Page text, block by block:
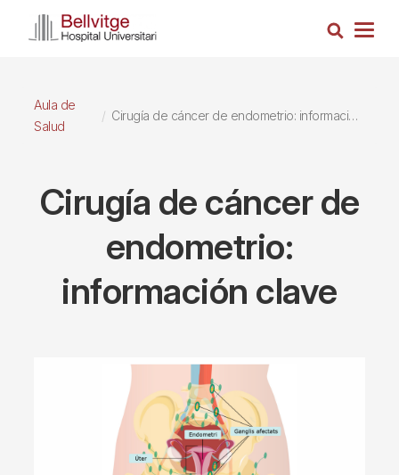
Busca
Aula de
Salud
Cirugía de cáncer de endometrio: información clave
Cirugía de cáncer de
endometrio:
información clave